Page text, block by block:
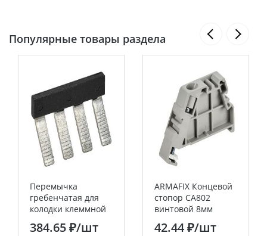
Популярные товары раздела
Перемычка
гребенчатая для
колодки клеммной
CTS 6мм2 4PIN IEK
384.65 ₽/шт
ARMAFIX Концевой
стопор CA802
винтовой 8мм
серый IEK
42.44 ₽/шт